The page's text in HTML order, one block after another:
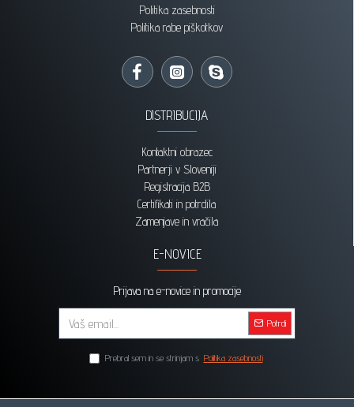
Politika zasebnosti
Politika rabe piškotkov
DISTRIBUCIJA
Kontaktni obrazec
Partnerji v Sloveniji
Registracija B2B
Certifikati in potrdila
Zamenjave in vračila
E-NOVICE
Prijava na e-novice in promocije
Potrdi
Prebral sem in se strinjam s Politika zasebnosti